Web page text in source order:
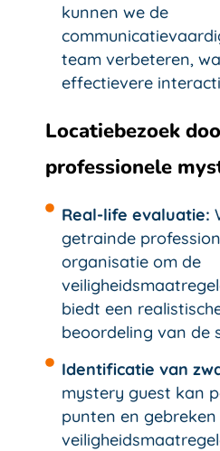
kunnen we de
team verbeteren,
effectievere
Locatiebezoek
professionele
Real-life evaluatie:
getrainde
organisatie om de
biedt een
beoordeling van de
Identificatie van
mystery guest kan
punten en gebreken